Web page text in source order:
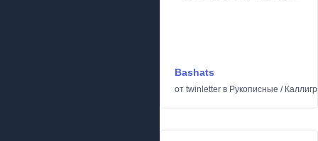
Bashats
от twinletter в Рукописные /